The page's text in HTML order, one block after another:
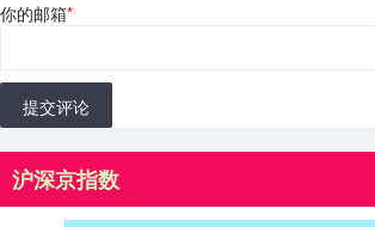
你的邮箱*
提交评论
沪深京指数